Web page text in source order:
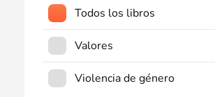
Todos los libros
Valores
Violencia de género